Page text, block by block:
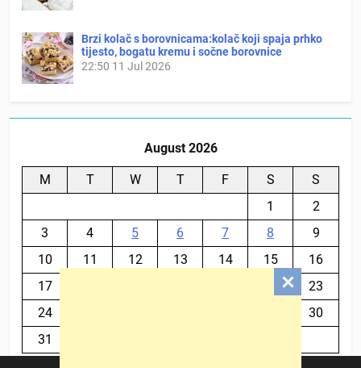
Brzi kolač s borovnicama:kolač koji spaja prhko
tijesto, bogatu kremu i sočne borovnice
22:50 11 Jul 2026
August 2026
M T W T F S
S
1
2
3
4 5 6 7 8
9
10
11 12 13 14 15
16
17
23
24
30
31